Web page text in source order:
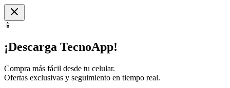
📱
¡Descarga TecnoApp!
Compra más fácil desde tu celular.
Ofertas exclusivas y seguimiento en tiempo real.